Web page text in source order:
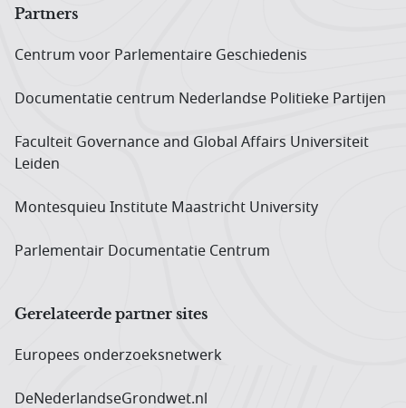
Partners
Centrum voor Parlementaire Geschiedenis
Documentatie centrum Neder­landse Politieke Partijen
Faculteit Governance and Global Affairs Universiteit
Leiden
Montesquieu Institute Maastricht University
Parlementair Documentatie Centrum
Gerelateerde partner sites
Europees onderzoeks­netwerk
DeNederlandseGrondwet.nl